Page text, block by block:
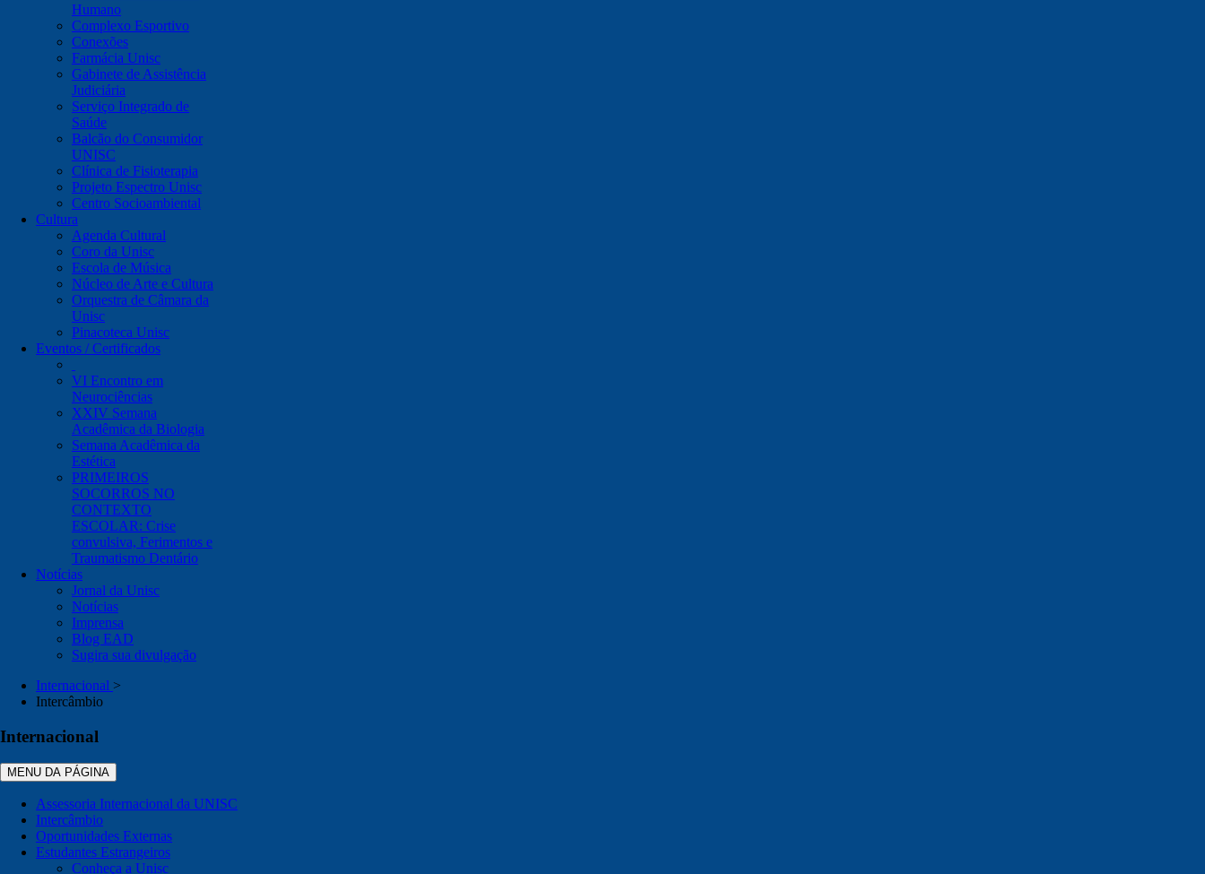
Humano
Complexo Esportivo
Conexões
Farmácia Unisc
Gabinete de Assistência
Judiciária
Serviço Integrado de
Saúde
Balcão do Consumidor
UNISC
Clínica de Fisioterapia
Projeto Espectro Unisc
Centro Socioambiental
Cultura
Agenda Cultural
Coro da Unisc
Escola de Música
Núcleo de Arte e Cultura
Orquestra de Câmara da
Unisc
Pinacoteca Unisc
Eventos / Certificados
VI Encontro em
Neurociências
XXIV Semana
Acadêmica da Biologia
Semana Acadêmica da
Estética
PRIMEIROS
SOCORROS NO
CONTEXTO
ESCOLAR: Crise
convulsiva, Ferimentos e
Traumatismo Dentário
Notícias
Jornal da Unisc
Notícias
Imprensa
Blog EAD
Sugira sua divulgação
Internacional >
Intercâmbio
Internacional
MENU DA PÁGINA
Assessoria Internacional da UNISC
Intercâmbio
Oportunidades Externas
Estudantes Estrangeiros
Conheça a Unisc